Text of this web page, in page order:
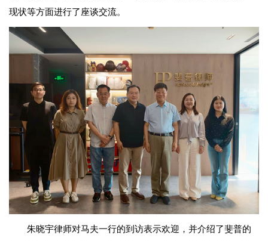
现状等方面进行了座谈交流。
朱晓宇律师对马夫一行的到访表示欢迎，并介绍了斐普的